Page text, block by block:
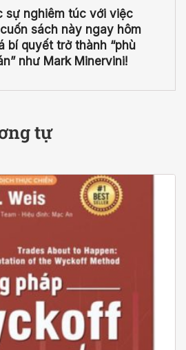
sự nghiêm túc với việc
sách này ngay hôm
bí quyết trở thành “phù
như Mark Minervini!
tự